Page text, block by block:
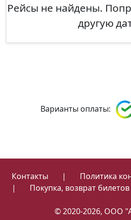
Рейсы не найдены.
другую
Варианты оплаты:
Контакты |
Политика
|
Покупка, возврат билетов
© 2020-2026, ООО